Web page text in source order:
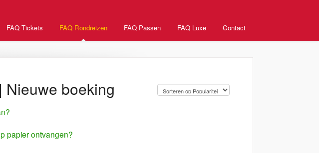
FAQ Tickets FAQ Rondreizen FAQ Passen FAQ Luxe Contact
Nieuwe boeking
papier ontvangen?